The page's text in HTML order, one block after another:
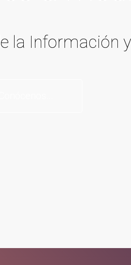
la Información